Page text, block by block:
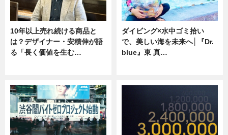
10年以上売れ続ける商品と
は？デザイナー・安積伸が語
る「長く価値を生む…
ダイビング×水中ゴミ拾い
で、美しい海を未来へ│『Dr.
blue』東 真…